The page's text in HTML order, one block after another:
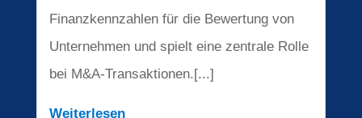
Finanzkennzahlen für die Bewertung von
Unternehmen und spielt eine zentrale Rolle
bei M&A-Transaktionen.[...]
Weiterlesen